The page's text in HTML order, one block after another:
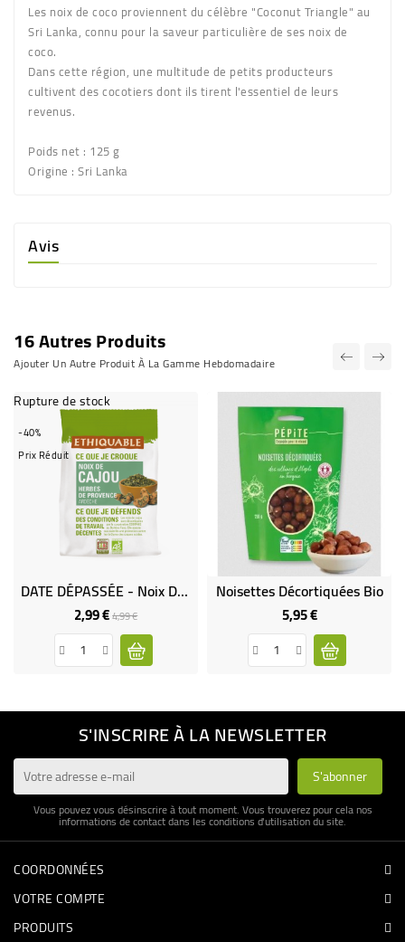
Les noix de coco proviennent du célèbre "Coconut Triangle" au
Sri Lanka, connu pour la saveur particulière de ses noix de
coco.
Dans cette région, une multitude de petits producteurs
cultivent des cocotiers dont ils tirent l'essentiel de leurs
revenus.
Poids net : 125 g
Origine : Sri Lanka
Avis
16 Autres Produits
Ajouter Un Autre Produit À La Gamme Hebdomadaire
Rupture de stock
-40%
Prix Réduit
DATE DÉPASSÉE - Noix De Cajou Herbes De Provence Bio & Équitable
2,99 €Prix
de
base
4,99 €Prix
Noisettes Décortiquées Bio
5,95 €Prix
S'INSCRIRE À LA NEWSLETTER
Vous pouvez vous désinscrire à tout moment. Vous trouverez pour cela nos
informations de contact dans les conditions d'utilisation du site.
COORDONNÉES
VOTRE COMPTE
PRODUITS